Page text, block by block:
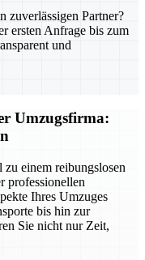
zuverlässigen Partner?
ersten Anfrage bis zum
und
Umzugsfirma:
einem reibungslosen
professionellen
Ihres Umzuges
bis hin zur
Sie nicht nur Zeit,